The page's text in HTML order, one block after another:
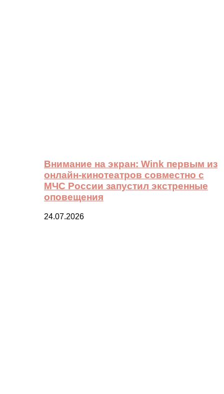
Внимание на экран: Wink первым из
онлайн-кинотеатров совместно с
МЧС России запустил экстренные
оповещения
24.07.2026